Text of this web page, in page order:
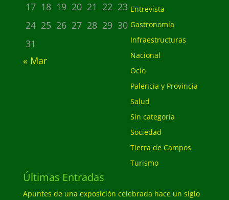
17 18 19 20 21 22 23
24 25 26 27 28 29 30
31
« Mar
Entrevista
Gastronomía
Infraestructuras
Nacional
Ocio
Palencia y Provincia
Salud
Sin categoría
Sociedad
Tierra de Campos
Turismo
Últimas Entradas
Apuntes de una exposición celebrada hace un siglo